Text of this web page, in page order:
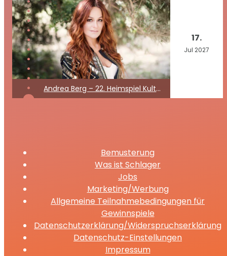
Andrea Berg – 22. Heimspiel Kult Open Air 2027
17.
Jul 2027
Bemusterung
Was ist Schlager
Jobs
Marketing/Werbung
Allgemeine Teilnahmebedingungen für
Gewinnspiele
Datenschutzerklärung/Widerspruchserklärung
Datenschutz-Einstellungen
Impressum